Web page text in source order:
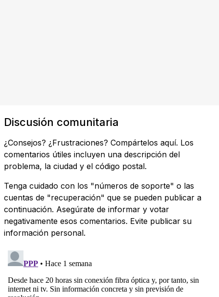
Discusión comunitaria
¿Consejos? ¿Frustraciones? Compártelos aquí. Los
comentarios útiles incluyen una descripción del
problema, la ciudad y el código postal.
Tenga cuidado con los "números de soporte" o las
cuentas de "recuperación" que se pueden publicar a
continuación. Asegúrate de informar y votar
negativamente esos comentarios. Evite publicar su
información personal.